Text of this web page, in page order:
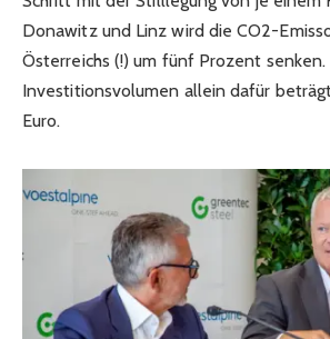
Donawitz und Linz wird die CO2-
Österreichs (!) um fünf Prozent senken.
Investitionsvolumen allein dafür
Euro.